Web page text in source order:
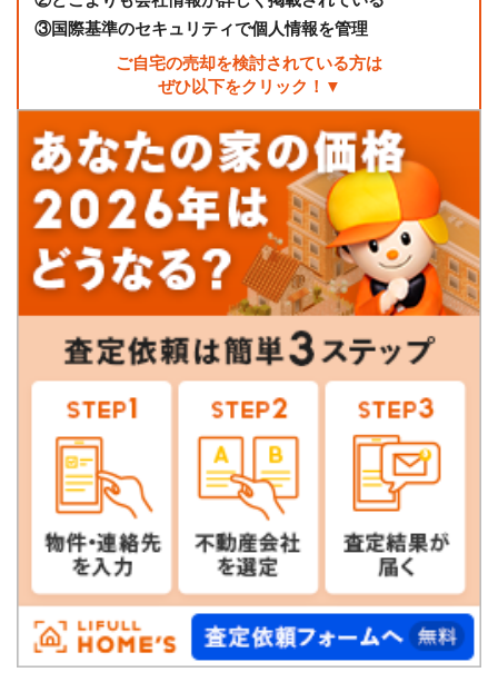
③国際基準のセキュリティで個人情報を管理
ご自宅の売却を検討されている方は
ぜひ以下をクリック！▼